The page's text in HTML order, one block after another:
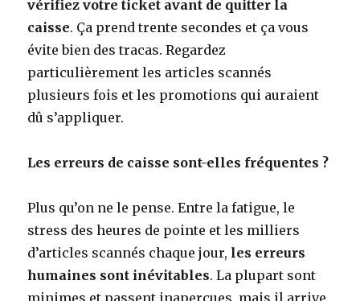
vérifiez votre ticket avant de quitter la
caisse. Ça prend trente secondes et ça vous
évite bien des tracas. Regardez
particulièrement les articles scannés
plusieurs fois et les promotions qui auraient
dû s’appliquer.
Les erreurs de caisse sont-elles fréquentes ?
Plus qu’on ne le pense. Entre la fatigue, le
stress des heures de pointe et les milliers
d’articles scannés chaque jour, les erreurs
humaines sont inévitables. La plupart sont
minimes et passent inaperçues, mais il arrive